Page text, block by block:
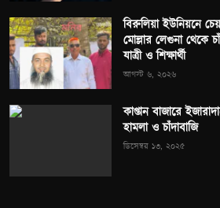
বিরুলিয়া ইউনিয়নে
মোল্লার লেগুনা থেকে
যাত্রী ও শিক্ষার্থী
আগস্ট ৬, ২০২৬
কাপ্তান বাজারে
হামলা ও চাঁদাবাজি
ডিসেম্বর ১৩, ২০২৫